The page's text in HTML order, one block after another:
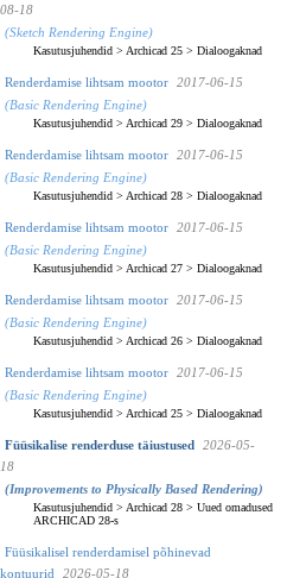
08-18
(Sketch Rendering Engine)
Kasutusjuhendid > Archicad 25 > Dialoogaknad
Renderdamise lihtsam mootor
2017-06-15
(Basic Rendering Engine)
Kasutusjuhendid > Archicad 29 > Dialoogaknad
Renderdamise lihtsam mootor
2017-06-15
(Basic Rendering Engine)
Kasutusjuhendid > Archicad 28 > Dialoogaknad
Renderdamise lihtsam mootor
2017-06-15
(Basic Rendering Engine)
Kasutusjuhendid > Archicad 27 > Dialoogaknad
Renderdamise lihtsam mootor
2017-06-15
(Basic Rendering Engine)
Kasutusjuhendid > Archicad 26 > Dialoogaknad
Renderdamise lihtsam mootor
2017-06-15
(Basic Rendering Engine)
Kasutusjuhendid > Archicad 25 > Dialoogaknad
Füüsikalise renderduse täiustused
2026-05-
18
(Improvements to Physically Based Rendering)
Kasutusjuhendid > Archicad 28 > Uued omadused
ARCHICAD 28-s
Füüsikalisel renderdamisel põhinevad
kontuurid
2026-05-18